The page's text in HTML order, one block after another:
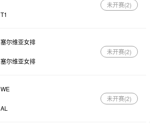
T1
未开赛(2)
塞尔维亚女排
塞尔维亚女排
未开赛(2)
WE
AL
未开赛(2)